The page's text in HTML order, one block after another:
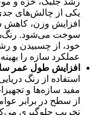
یکی از چالش‌های
افزایش وزن،
سوخت می‌شود.
خود، از چسبیدن و
عملکرد سازه را
افزایش طول عمر
استفاده از رنگ
مفید سازه‌ها و
از سطح در برابر
تخریب جلوگیری